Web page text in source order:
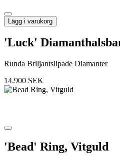
Lägg i varukorg
'Luck'
Runda Briljantslipade Diamanter
14.900 SEK
'Bead' Ring, Vitguld